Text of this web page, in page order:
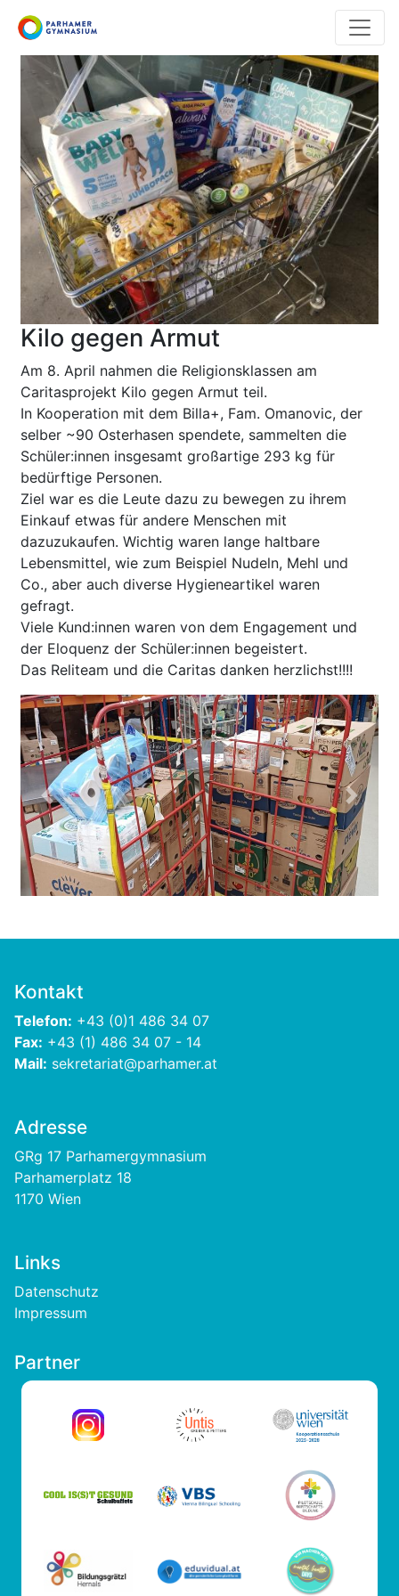
Direkt
zum
Inhalt
Kilo gegen Armut
Am 8. April nahmen die Religionsklassen am
Caritasprojekt Kilo gegen Armut teil.
In Kooperation mit dem Billa+, Fam. Omanovic, der
selber ~90 Osterhasen spendete, sammelten die
Schüler:innen insgesamt großartige 293 kg für
bedürftige Personen.
Ziel war es die Leute dazu zu bewegen zu ihrem
Einkauf etwas für andere Menschen mit
dazuzukaufen. Wichtig waren lange haltbare
Lebensmittel, wie zum Beispiel Nudeln, Mehl und
Co., aber auch diverse Hygieneartikel waren
gefragt.
Viele Kund:innen waren von dem Engagement und
der Eloquenz der Schüler:innen begeistert.
Das Reliteam und die Caritas danken herzlichst!!!!
Previous Next
Kontakt
Telefon: +43 (0)1 486 34 07
Fax: +43 (1) 486 34 07 - 14
Mail: sekretariat@parhamer.at
Adresse
GRg 17 Parhamergymnasium
Parhamerplatz 18
1170 Wien
Links
Footer
Datenschutz
Impressum
Partner